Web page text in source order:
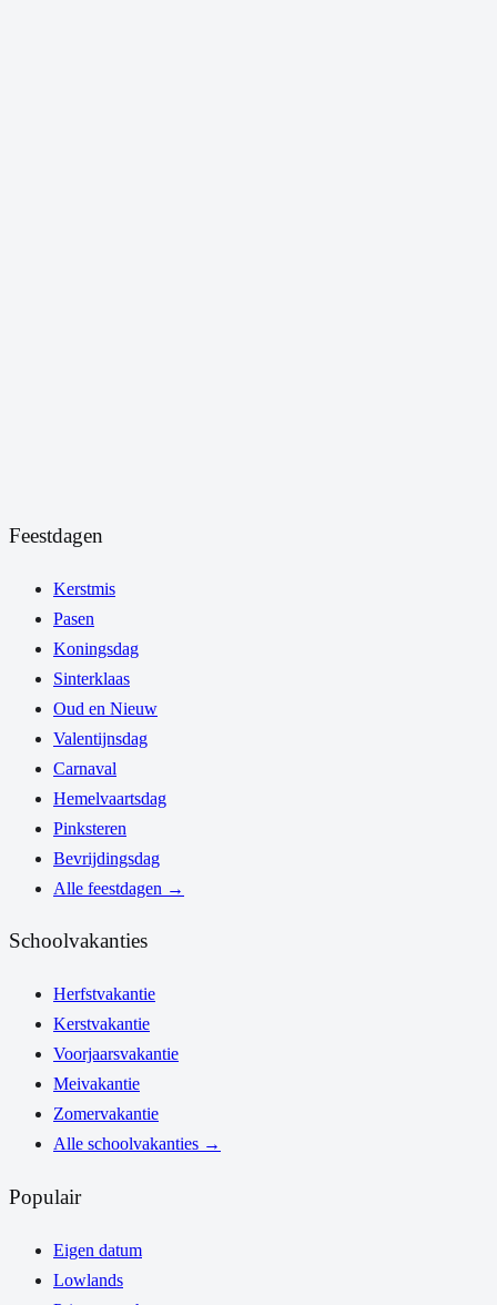
Feestdagen
Kerstmis
Pasen
Koningsdag
Sinterklaas
Oud en Nieuw
Valentijnsdag
Carnaval
Hemelvaartsdag
Pinksteren
Bevrijdingsdag
Alle feestdagen →
Schoolvakanties
Herfstvakantie
Kerstvakantie
Voorjaarsvakantie
Meivakantie
Zomervakantie
Alle schoolvakanties →
Populair
Eigen datum
Lowlands